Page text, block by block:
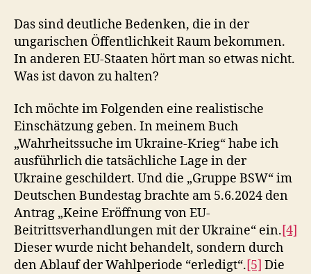
Das sind deutliche Bedenken, die in der
ungarischen Öffentlichkeit Raum bekommen.
In anderen EU-Staaten hört man so etwas nicht.
Was ist davon zu halten?
Ich möchte im Folgenden eine realistische
Einschätzung geben. In meinem Buch
„Wahrheitssuche im Ukraine-Krieg“ habe ich
ausführlich die tatsächliche Lage in der
Ukraine geschildert. Und die „Gruppe BSW“ im
Deutschen Bundestag brachte am 5.6.2024 den
Antrag „Keine Eröffnung von EU-
Beitrittsverhandlungen mit der Ukraine“ ein.[4]
Dieser wurde nicht behandelt, sondern durch
den Ablauf der Wahlperiode “erledigt“.[5] Die